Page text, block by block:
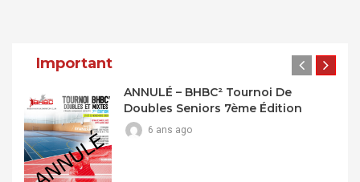
Important
ANNULÉ – BHBC² Tournoi De
Doubles Seniors 7ème Édition
6 ans ago